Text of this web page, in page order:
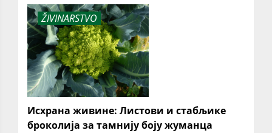
ŽIVINARSTVO
Исхрана живине: Листови и стабљике
броколија за тамнију боју жуманца